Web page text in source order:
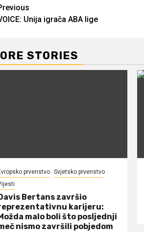
Unija igrača ABA lige
STORIES
prvenstvo Svjetsko prvenstvo
Bertans završio
karijeru:
malo boli što posljednji
nismo završili pobjedom